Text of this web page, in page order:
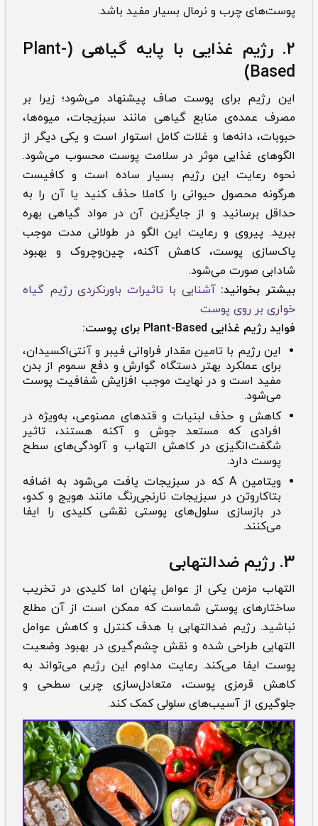
پوست‌های چرب و نرمال بسیار مفید باشد.
2. رژیم غذایی با پایه گیاهی (Plant-
Based)
این رژیم برای پوست صاف پیشنهاد می‌شود؛ زیرا بر
مصرف عمده‌ی منابع گیاهی مانند سبزیجات، میوه‌ها،
حبوبات، دانه‌ها و غلات کامل استوار است و یکی دیگر از
الگوهای غذایی موثر در سلامت پوست محسوب می‌شود.
نحوه رعایت این رژیم بسیار ساده‌ است و کافیست
هرگونه محصول حیوانی را کاملا حذف کنید یا آن را به
حداقل برسانید و از جایگزین آن در مواد گیاهی بهره
ببرید. پیروی و رعایت این الگو در طولانی مدت موجب
پاک‌سازی پوست، کاهش آکنه، چین‌و‌چروک و بهبود
شادابی صورت می‌شود.
بیشتر بخوانید:آشنایی با تاثیرات باورنکردی رژیم گیاه
خواری بر روی پوست
فواید رژیم غذایی Plant-Based برای پوست:
این رژیم با تامین مقدار فراوانی فیبر و آنتی‌اکسیدان،
برای عملکرد بهتر دستگاه گوارش و دفع سموم از بدن
مفید است و در نهایت موجب افزایش شفافیت پوست
می‌شود.
کاهش و حذف لبنیات و قندهای مصنوعی، به‌ویژه در
افرادی که مستعد جوش و آکنه هستند، تاثیر
شگفت‌انگیزی در کاهش التهاب و آلودگی‌های سطح
پوست دارد.
ویتامین A که در سبزیجات یافت می‌شود به اضافه
بتاکاروتن در سبزیجات نارنجی‌رنگ مانند هویج و کدو،
در بازسازی سلول‌های پوستی نقشی کلیدی را ایفا
می‌کنند.
3. رژیم ضدالتهابی
التهاب مزمن یکی از عوامل پنهان اما کلیدی در تخریب
ساختارهای پوستی شماست که ممکن است از آن مطلع
نباشید. رژیم ضدالتهابی با هدف کنترل و کاهش عوامل
التهابی طراحی شده و نقش چشم‌گیری در بهبود وضعیت
پوست ایفا می‌کند. رعایت مداوم این رژیم می‌تواند به
کاهش قرمزی پوست، متعادل‌سازی چربی سطحی و
جلوگیری از آسیب‌های سلولی کمک کند.